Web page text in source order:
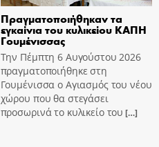
Πραγματοποιήθηκαν τα
εγκαίνια του κυλικείου ΚΑΠΗ
Γουμένισσας
Την Πέμπτη 6 Αυγούστου 2026
πραγματοποιήθηκε στη
Γουμένισσα ο Αγιασμός του νέου
χώρου που θα στεγάσει
προσωρινά το κυλικείο του […]